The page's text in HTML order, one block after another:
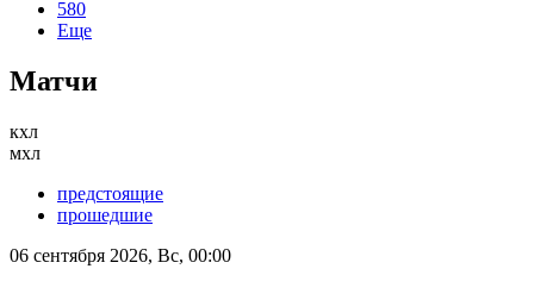
580
Еще
Матчи
кхл
мхл
предстоящие
прошедшие
06 сентября 2026, Вс, 00:00